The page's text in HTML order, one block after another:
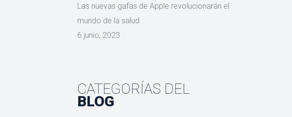
Las nuevas gafas de Apple revolucionarán el
mundo de la salud
6 junio, 2023
CATEGORÍAS DEL
BLOG